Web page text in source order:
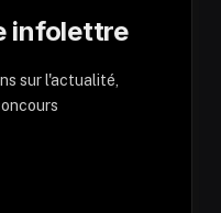
infolettre
sur l'actualité,